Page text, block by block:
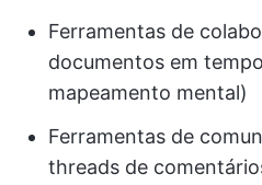
Ferramentas de
documentos em
mapeamento mental)
Ferramentas de
threads de